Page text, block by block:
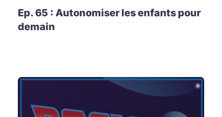
Ep. 65 : Autonomiser les enfants pour
demain